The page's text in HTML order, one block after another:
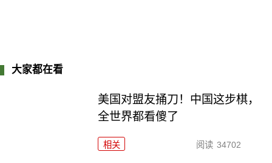
大家都在看
美国对盟友捅刀！中国这步棋，
全世界都看傻了
相关 阅读 34702